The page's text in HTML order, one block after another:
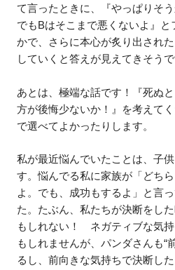
て言ったときに、『やっぱりそ
でもBはそこまで悪くないよ』と
かで、さらに本心が炙り出され
していくと答えが見えてきそうで
あとは、極端な話です！『死ぬ
方が後悔少ないか！』を考えて
で選べてよかったりします。
私が最近悩んでいたことは、子
す。悩んでる私に家族が「どち
よ。でも、成功もするよ」と言
た。たぶん、私たちが決断をし
もしれない！ ネガティブな気
もしれませんが、パンダさんも“
るし、前向きな気持ちで決断し